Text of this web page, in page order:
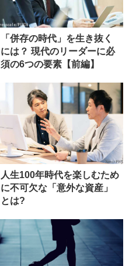
「併存の時代」を生き抜く
には？ 現代のリーダーに必
須の6つの要素【前編】
人生100年時代を楽しむため
に不可欠な「意外な資産」
とは?